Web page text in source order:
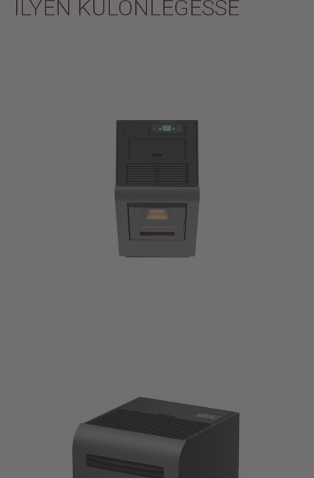
ILYEN KÜLÖNLEGESSÉ